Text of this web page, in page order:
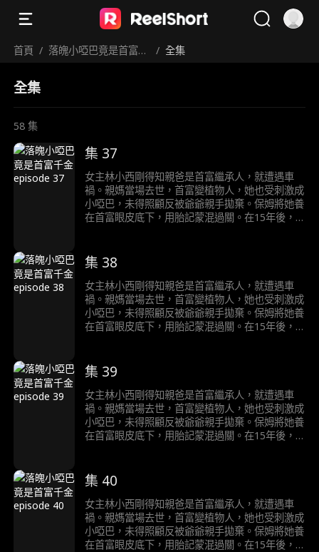
首頁 / 落魄小啞巴竟是首富千
/ 全集
全集
58 集
集 37
女主林小西剛得知親爸是首富繼承人，就遭遇車
禍。親媽當場去世，首富變植物人，她也受刺激成
小啞巴，未得照顧反被爺爺親手拋棄。保姆將她養
在首富眼皮底下，用胎記蒙混過關。在15年後，
集 38
女主林小西剛得知親爸是首富繼承人，就遭遇車
禍。親媽當場去世，首富變植物人，她也受刺激成
小啞巴，未得照顧反被爺爺親手拋棄。保姆將她養
在首富眼皮底下，用胎記蒙混過關。在15年後，
集 39
女主林小西剛得知親爸是首富繼承人，就遭遇車
禍。親媽當場去世，首富變植物人，她也受刺激成
小啞巴，未得照顧反被爺爺親手拋棄。保姆將她養
在首富眼皮底下，用胎記蒙混過關。在15年後，
集 40
女主林小西剛得知親爸是首富繼承人，就遭遇車
禍。親媽當場去世，首富變植物人，她也受刺激成
小啞巴，未得照顧反被爺爺親手拋棄。保姆將她養
在首富眼皮底下，用胎記蒙混過關。在15年後，